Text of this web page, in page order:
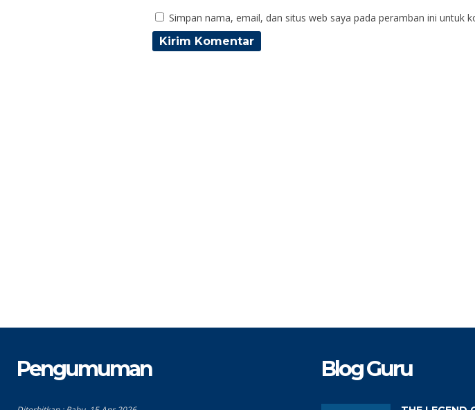
Simpan nama, email, dan situs web saya pada peramban ini untuk
Ida Puspitorini, S.Pd.
Pengumuman Blog Guru